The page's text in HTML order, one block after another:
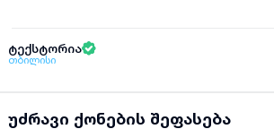
ტექსტორია
თბილისი
უძრავი ქონების შეფასება